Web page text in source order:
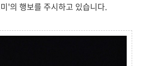
'의 행보를 주시하고 있습니다.